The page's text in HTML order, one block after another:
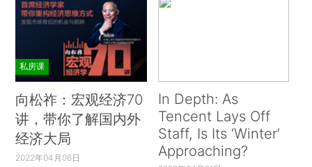
私房课
向松祚：宏观经济70
讲，带你了解国内外
经济大局
2022年04月06日
In Depth: As
Tencent Lays Off
Staff, Is Its ‘Winter’
Approaching?